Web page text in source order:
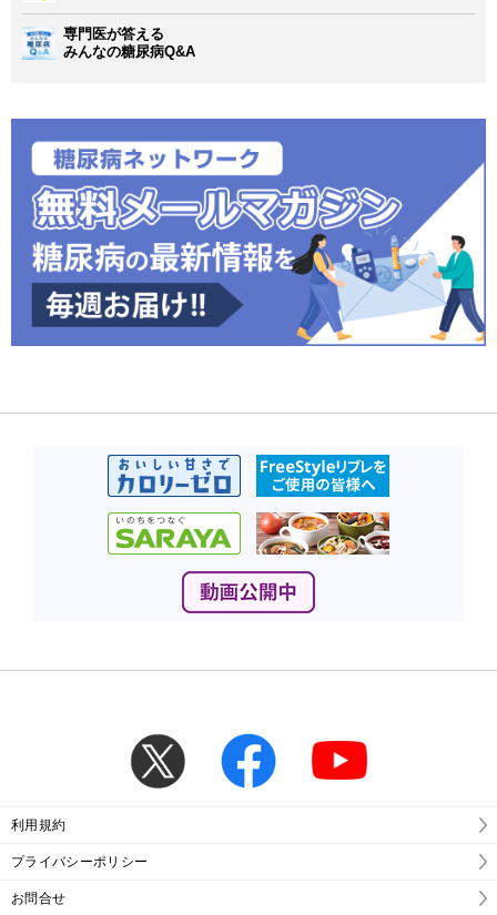
専門医が答える
みんなの糖尿病Q&A
利用規約
プライバシーポリシー
お問合せ